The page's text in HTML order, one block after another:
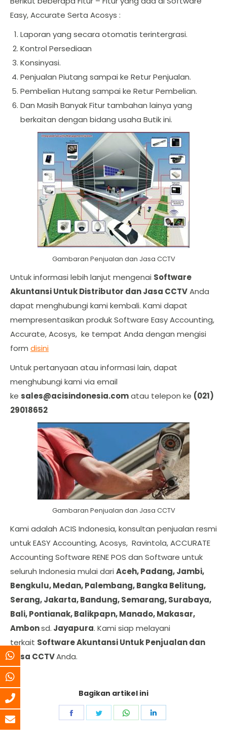
Easy, Accurate Serta Acosys :
Laporan yang secara otomatis terintergrasi.
Kontrol Persediaan
Konsinyasi.
Penjualan Piutang sampai ke Retur Penjualan.
Pembelian Hutang sampai ke Retur Pembelian.
Dan Masih Banyak Fitur tambahan lainya yang
berkaitan dengan bidang usaha Butik ini.
Gambaran Penjualan dan Jasa CCTV
Untuk informasi lebih lanjut mengenai Software
Akuntansi Untuk Distributor dan Jasa CCTVAnda
dapat menghubungi kami kembali. Kami dapat
mempresentasikan produk Software Easy Accounting,
Accurate, Acosys, ke tempat Anda dengan mengisi
form disini
Untuk pertanyaan atau informasi lain, dapat
menghubungi kami via email
ke sales@acisindonesia.comatau telepon ke (021)
29018652
Gambaran Penjualan dan Jasa CCTV
Kami adalah ACIS Indonesia, konsultan penjualan resmi
untuk EASY Accounting, Acosys, Ravintola, ACCURATE
Accounting Software RENE POS dan Software untuk
seluruh Indonesia mulai dari Aceh, Padang, Jambi,
Bengkulu, Medan, Palembang, Bangka Belitung,
Serang, Jakarta, Bandung, Semarang, Surabaya,
Bali, Pontianak, Balikpapn, Manado, Makasar,
Ambonsd. Jayapura. Kami siap melayani
terkait Software Akuntansi Untuk Penjualan dan
Jasa CCTVAnda.
Bagikan artikel ini
Share
Share
Share